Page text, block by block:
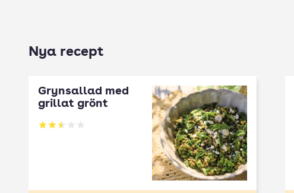
Nya recept
Grynsallad med
grillat grönt
Betyg: 2.5 av 5